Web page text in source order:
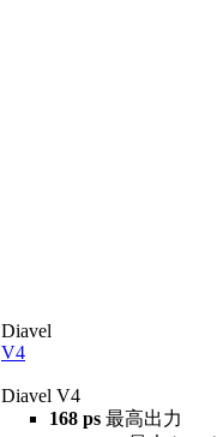
Diavel
V4
Diavel V4
168 ps 最高出力